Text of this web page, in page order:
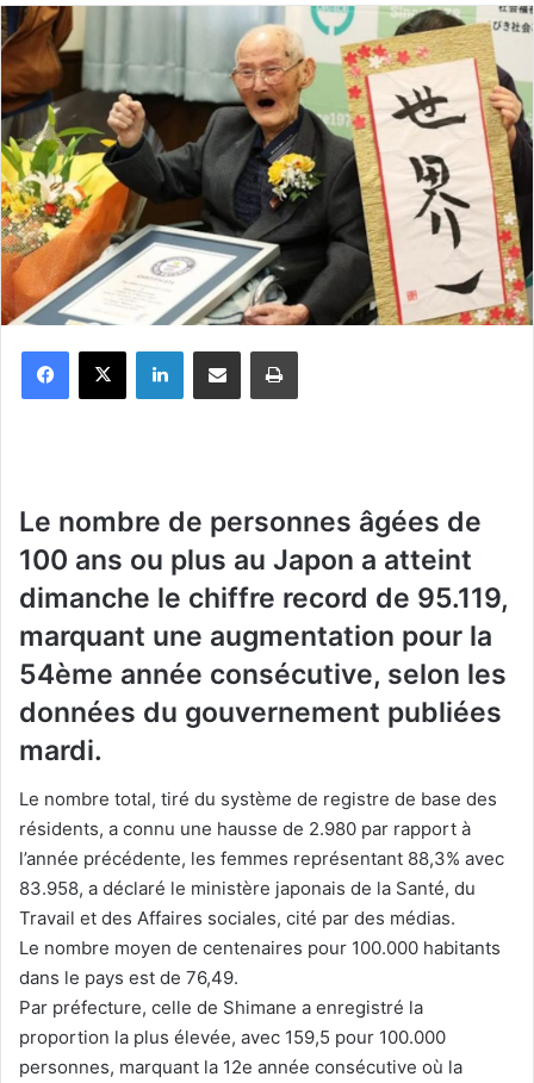
Le nombre de personnes âgées de
100 ans ou plus au Japon a atteint
dimanche le chiffre record de 95.119,
marquant une augmentation pour la
54ème année consécutive, selon les
données du gouvernement publiées
mardi.
Le nombre total, tiré du système de registre de base des
résidents, a connu une hausse de 2.980 par rapport à
l’année précédente, les femmes représentant 88,3% avec
83.958, a déclaré le ministère japonais de la Santé, du
Travail et des Affaires sociales, cité par des médias.
Le nombre moyen de centenaires pour 100.000 habitants
dans le pays est de 76,49.
Par préfecture, celle de Shimane a enregistré la
proportion la plus élevée, avec 159,5 pour 100.000
personnes, marquant la 12e année consécutive où la